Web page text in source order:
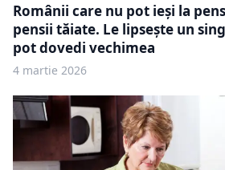
Românii care nu pot ieși la
pensii tăiate. Le lipsește un
pot dovedi vechimea
4 martie 2026